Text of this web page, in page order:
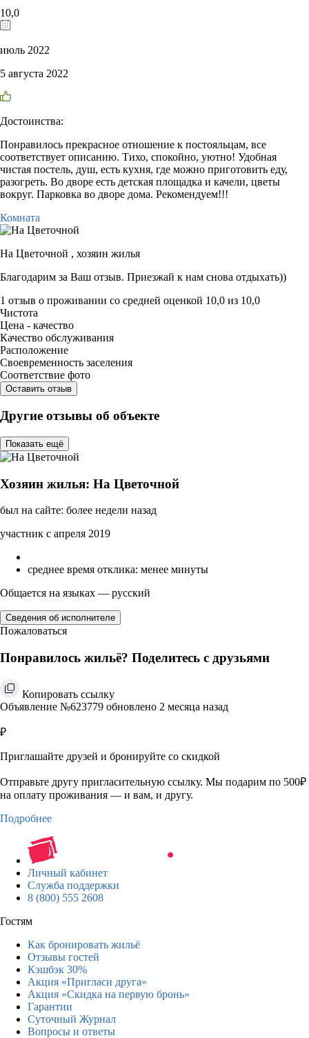
10,0
июль 2022
5 августа 2022
Достоинства:
Понравилось прекрасное отношение к постояльцам, все
соответствует описанию. Тихо, спокойно, уютно! Удобная
чистая постель, душ, есть кухня, где можно приготовить еду,
разогреть. Во дворе есть детская площадка и качели, цветы
вокруг. Парковка во дворе дома. Рекомендуем!!!
Комната
На Цветочной , хозяин жилья
Благодарим за Ваш отзыв. Приезжай к нам снова отдыхать))
1 отзыв о проживании со средней оценкой 10,0 из 10,0
Чистота
Цена - качество
Качество обслуживания
Расположение
Своевременность заселения
Соответствие фото
Оставить отзыв
Другие отзывы об объекте
Показать ещё
Хозяин жилья: На Цветочной
был на сайте: более недели назад
участник с апреля 2019
среднее время отклика: менее минуты
Общается на языках — русский
Сведения об исполнителе
Пожаловаться
Понравилось жильё? Поделитесь с друзьями
Копировать ссылку
Объявление №623779 обновлено 2 месяца назад
₽
Приглашайте друзей и бронируйте со скидкой
Отправьте другу пригласительную ссылку. Мы подарим по 500₽
на оплату проживания — и вам, и другу.
Подробнее
Личный кабинет
Служба поддержки
8 (800) 555 2608
Гостям
Как бронировать жильё
Отзывы гостей
Кэшбэк 30%
Акция «Пригласи друга»
Акция «Скидка на первую бронь»
Гарантии
Суточный Журнал
Вопросы и ответы